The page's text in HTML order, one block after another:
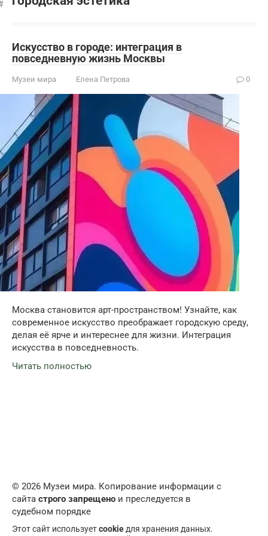
Искусство в городе: интеграция в
повседневную жизнь Москвы
Музеи мира Елена Петрова 0
Москва становится арт-пространством! Узнайте, как
современное искусство преображает городскую среду,
делая её ярче и интереснее для жизни. Интеграция
искусства в повседневность.
Читать полностью
© 2026 Музеи мира. Копирование информации с
сайта строго запрещено и преследуется в
судебном порядке
Этот сайт используетcookie для хранения данных.